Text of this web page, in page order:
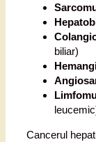
biliar)
Cancerul